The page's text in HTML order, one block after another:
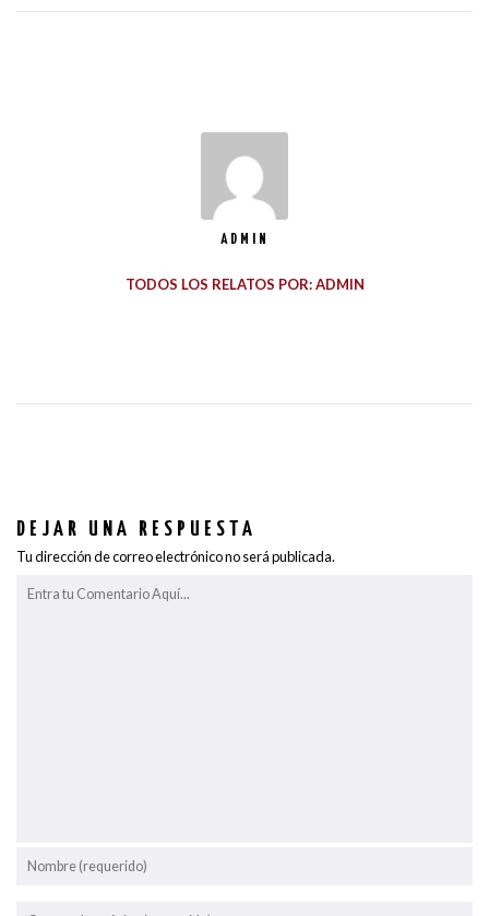
ADMIN
TODOS LOS RELATOS POR: ADMIN
DEJAR UNA RESPUESTA
Tu dirección de correo electrónico no será publicada.